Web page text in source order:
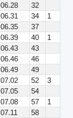
06.28
32
06.31 34
1
06.35
37
06.39 40
1
06.43
43
06.46
46
06.49
49
07.02 52
3
07.05
54
07.08 57
1
07.11
58